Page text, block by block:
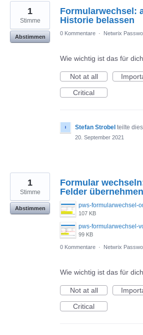
Formularwechsel:
Historie belassen
1
Stimme
Abstimmen
0 Kommentare · Netwrix
Wie wichtig ist das für
Not at all
Critical
Stefan Strobel teilte
20. September 2021
Formular
Felder übernehmen
107 KB
99 KB
1
Stimme
Abstimmen
0 Kommentare · Netwrix
Wie wichtig ist das für
Not at all
Critical